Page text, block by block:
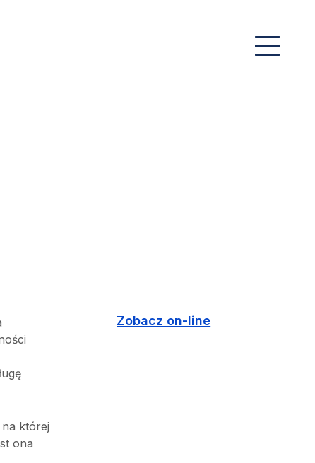
której
ona
Zobacz on-line